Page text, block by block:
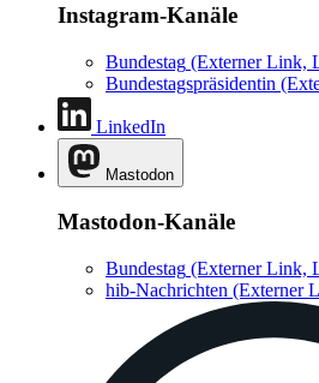
Instagram-Kanäle
Bundestag (Externer Link,
Bundestagspräsidentin
LinkedIn
Mastodon
Mastodon-Kanäle
Bundestag (Externer Link,
hib-Nachrichten (Externer